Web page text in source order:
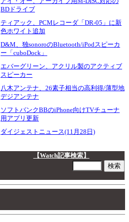
BDドライブ
ティアック、PCMレコーダ「DR-05」に新
色ホワイト追加
D&M、独sonoroのBluetooth/iPodスピーカ
ー「cuboDock」
エバーグリーン、アクリル製のアクティブ
スピーカー
八木アンテナ、26素子相当の高利得/薄型地
デジアンテナ
ソフトバンクBBのiPhone向けTVチューナ
用アプリ更新
ダイジェストニュース(11月28日)
【Watch記事検索】